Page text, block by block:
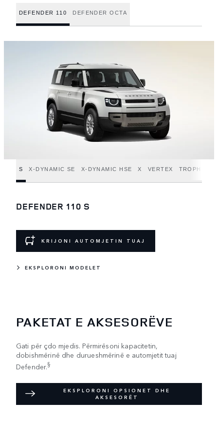
DEFENDER 110 DEFENDER OCTA
S X-DYNAMIC SE X-DYNAMIC HSE X VERTEX TROPHY
DEFENDER 110 S
KRIJONI AUTOMJETIN TUAJ
EKSPLORONI MODELET
PAKETAT E AKSESORËVE
Gati për çdo mjedis. Përmirësoni kapacitetin,
dobishmërinë dhe durueshmërinë e automjetit tuaj
Defender.§
EKSPLORONI OPSIONET DHE
AKSESORËT